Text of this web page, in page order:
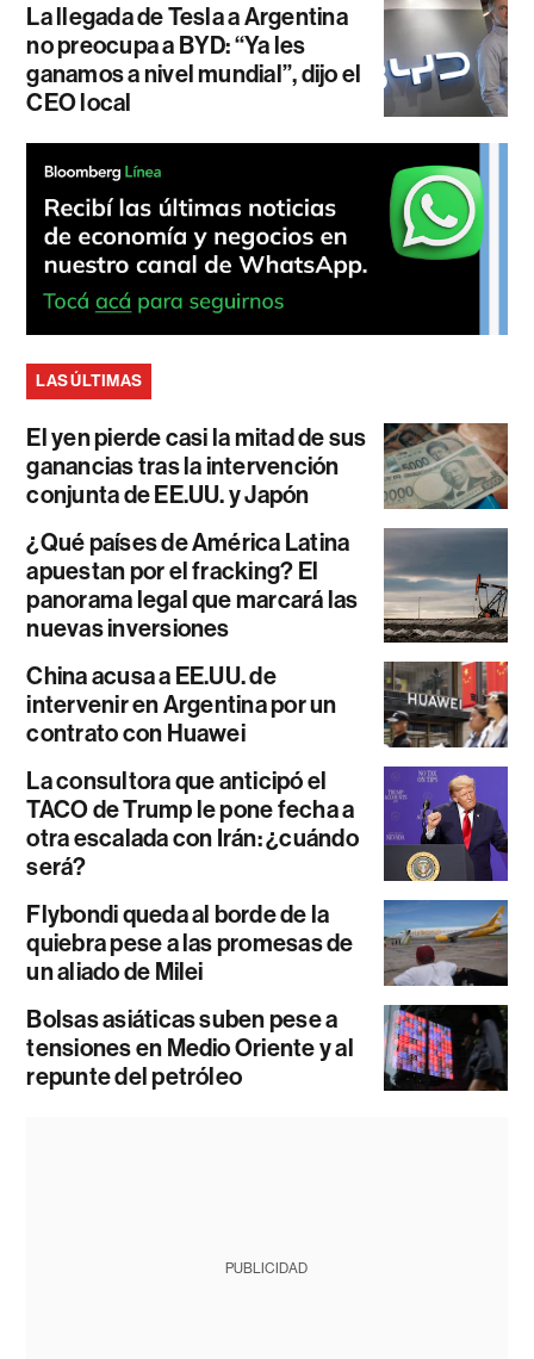
La llegada de Tesla a Argentina
no preocupa a BYD: “Ya les
ganamos a nivel mundial”, dijo el
CEO local
LAS ÚLTIMAS
El yen pierde casi la mitad de sus
ganancias tras la intervención
conjunta de EE.UU. y Japón
¿Qué países de América Latina
apuestan por el fracking? El
panorama legal que marcará las
nuevas inversiones
China acusa a EE.UU. de
intervenir en Argentina por un
contrato con Huawei
La consultora que anticipó el
TACO de Trump le pone fecha a
otra escalada con Irán: ¿cuándo
será?
Flybondi queda al borde de la
quiebra pese a las promesas de
un aliado de Milei
Bolsas asiáticas suben pese a
tensiones en Medio Oriente y al
repunte del petróleo
PUBLICIDAD